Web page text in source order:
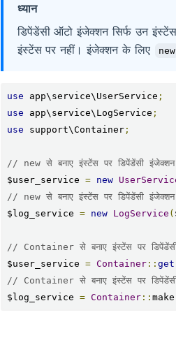
ध्यान
डिपेंडेंसी ऑटो इंजेक्शन सिर्फ उन
इंस्टेंस पर नहीं। इंजेक्शन के लिए
new
use app\service\UserService ;
use app\service\LogService ;
use support\Container ;
// new से बनाए इंस्टेंस पर डिपेंडेंसी इंजेक्शन
$user_service = new
// new से बनाए इंस्टेंस पर डिपेंडेंसी इंजेक्शन
$log_service = new LogService (
// Container से बनाए इंस्टेंस पर
$user_service = Container ::get
// Container से बनाए इंस्टेंस पर
$log_service = Container ::make